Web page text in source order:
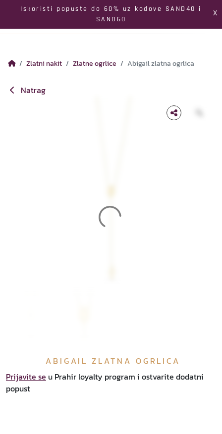
Iskoristi popuste do 60% uz kodove SAND40 i
SAND60
X
Izbornik
Profil Pretraga
Zlatni nakit Zlatne ogrlice Abigail zlatna ogrlica
Natrag
ABIGAIL ZLATNA OGRLICA
Prijavite se u Prahir loyalty program i ostvarite dodatni
popust